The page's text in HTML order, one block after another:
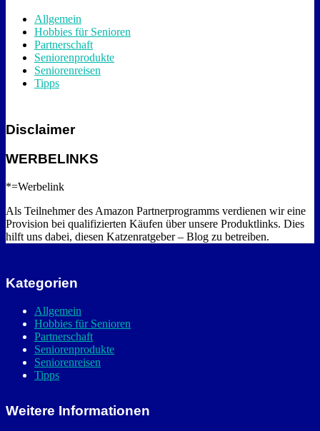
Allgemein
Hobbies für Senioren
Partnerschaft
Seniorenprodukte
Seniorenreisen
Tipps
Disclaimer
WERBELINKS
*=Werbelink
Als Teilnehmer des Amazon Partnerprogramms verdienen wir eine
Provision bei qualifizierten Käufen über unsere Produktlinks. Dies
hilft uns dabei, diesen Katzenratgeber – Blog zu betreiben.
Kategorien
Allgemein
Hobbies für Senioren
Partnerschaft
Seniorenprodukte
Seniorenreisen
Tipps
Weitere Informationen